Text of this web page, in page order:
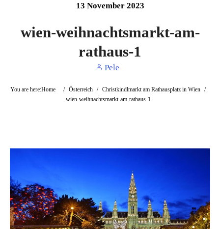
13 November 2023
wien-weihnachtsmarkt-am-
rathaus-1
Pele
You are here:Home / Österreich / Christkindlmarkt am Rathausplatz in Wien /
wien-weihnachtsmarkt-am-rathaus-1